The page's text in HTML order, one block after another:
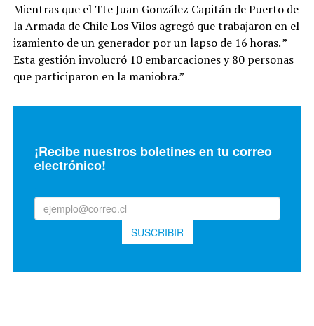
Mientras que el Tte Juan González Capitán de Puerto de
la Armada de Chile Los Vilos agregó que trabajaron en el
izamiento de un generador por un lapso de 16 horas. ”
Esta gestión involucró 10 embarcaciones y 80 personas
que participaron en la maniobra.”